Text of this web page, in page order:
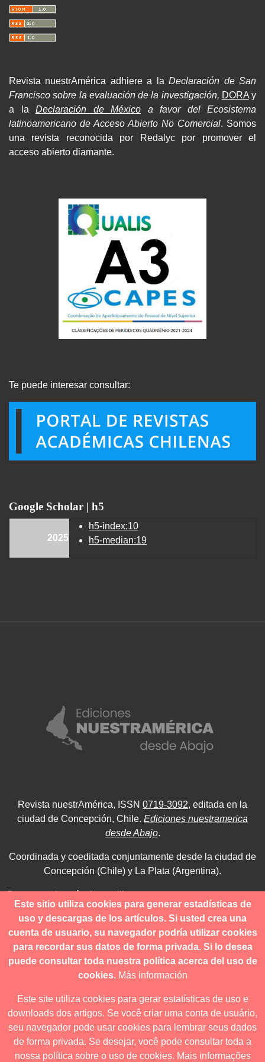
Revista nuestrAmérica adhiere a laDeclaración de San
Francisco sobre la evaluación de la investigación, DORAy
a la Declaración de México a favor del Ecosistema
latinoamericano de Acceso Abierto No Comercial. Somos
una revista reconocida por Redalyc por promover el
acceso abierto diamante.
Te puede interesar consultar:
Google Scholar | h5
2025
h5-index:10
h5-median:19
Revista nuestrAmérica, ISSN 0719-3092, editada en la
ciudad de Concepción, Chile. Ediciones nuestramerica
desde Abajo.
Coordinada y coeditada conjuntamente desde la ciudad de
Concepción (Chile) y La Plata (Argentina).
Para consultas técnicas utilice
contacto@revistanuestramerica.cl
Toda comunicación respecto a los envíos se deben realizar
a través del OJS.
Revista nuestrAmérica publica exclusivamente bajo una
licencia internacional
Creative Commons Atribución-
NoComercial-CompartirIgual 4.0 .
Este sitio utiliza cookies para generar estadísticas de
uso y descargas de los artículos. Si usted crea una
cuenta de usuario, su navegador podría utilizar cookies
para recordar sus datos de forma privada. Si lo desea
puede consultar toda nuestra política acerca del uso de
cookies. Más información
Este site utiliza cookies para gerar estatísticas de uso e
downloads dos artigos. Se você criar uma conta de usuário,
seu navegador pode usar cookies para lembrar seus dados
de forma privada. Se desejar, você pode consultar toda a
nossa política sobre o uso de cookies. Mais informações